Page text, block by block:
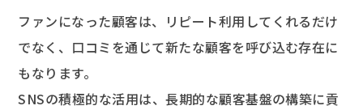
ファンになった顧客は、リピート利用してくれるだけ
でなく、口コミを通じて新たな顧客を呼び込む存在に
もなります。
SNSの積極的な活用は、長期的な顧客基盤の構築に貢